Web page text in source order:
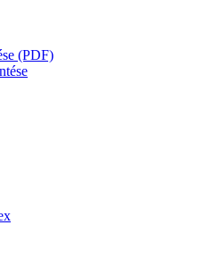
(PDF)